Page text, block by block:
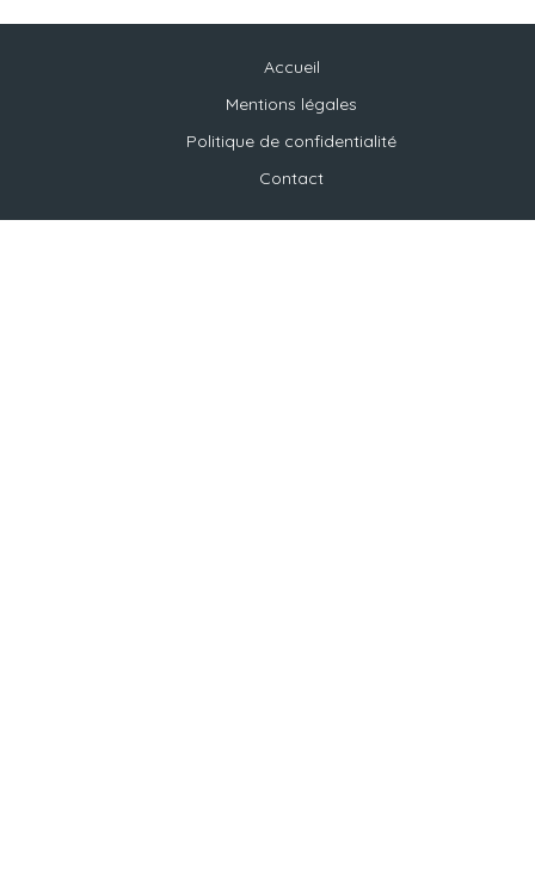
Accueil
Mentions légales
Politique de confidentialité
Contact